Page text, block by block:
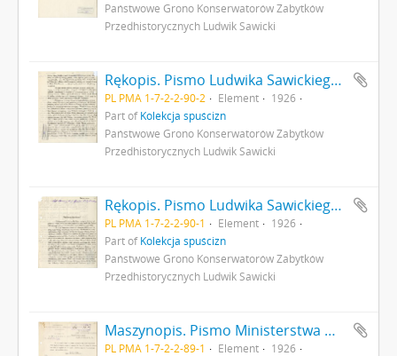
Państwowe Grono Konserwatorów Zabytków
Przedhistorycznych Ludwik Sawicki
Rękopis. Pismo Ludwika Sawickiego z dnia 3 września 1926 r. do Premiera RP opisujące rezultaty badań archeologicznych w Gródku pow. Równe. Pismo stanowi załącznik do pisma MWRiOP nr IVN9979/26 z dnia 22 września 1926 r. do PGKZP s. 2: cd. strona z pieczątką Działu Dokumentacji PMA
PL PMA 1-7-2-2-90-2 Element
1926
Part ofKolekcja spuścizn
Państwowe Grono Konserwatorów Zabytków
Przedhistorycznych Ludwik Sawicki
Rękopis. Pismo Ludwika Sawickiego z dnia 3 września 1926 r. do Premiera RP opisujące rezultaty badań archeologicznych w Gródku pow. Równe. Pismo stanowi załącznik do pisma MWRiOP nr IVN9979/26 z dnia 22 września 1926 r. do PGKZP s. 1
PL PMA 1-7-2-2-90-1 Element
1926
Part ofKolekcja spuścizn
Państwowe Grono Konserwatorów Zabytków
Przedhistorycznych Ludwik Sawicki
Maszynopis. Pismo Ministerstwa Wyznań Religijnych i Oświecenia Publicznego do Państwowego Grona Konserwatorów Zabytków Przedhistorycznych nr IVN9979/26 z dnia 22 września 1926 r. odsyłające do wiadomości Grona list konserwatora L. Sawickiego z dn. 3 września 1926 r. opisujący rezultaty badań archeologicznych w Gródku pow. Równe s. 1: strona z pieczątką Działu Dokumentacji PMA
PL PMA 1-7-2-2-89-1 Element
1926